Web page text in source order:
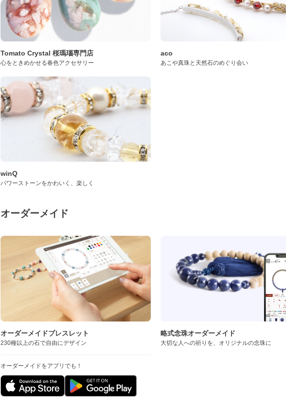
Tomato Crystal 桜瑪瑙専門店
心をときめかせる春色アクセサリー
aco
あこや真珠と天然石のめぐり会い
winQ
パワーストーンをかわいく、楽しく
オーダーメイド
オーダーメイドブレスレット
230種以上の石で自由にデザイン
オーダーメイドをアプリでも！
略式念珠オーダーメイド
大切な人への祈りを、オリジナルの念珠に